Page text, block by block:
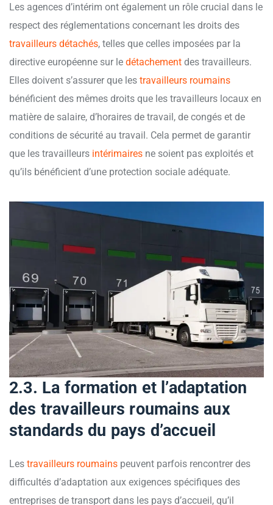
Les agences d’intérim ont également un rôle crucial dans le
respect des réglementations concernant les droits des
travailleurs détachés, telles que celles imposées par la
directive européenne sur le détachement des travailleurs.
Elles doivent s’assurer que les travailleurs roumains
bénéficient des mêmes droits que les travailleurs locaux en
matière de salaire, d’horaires de travail, de congés et de
conditions de sécurité au travail. Cela permet de garantir
que les travailleurs intérimaires ne soient pas exploités et
qu’ils bénéficient d’une protection sociale adéquate.
2.3. La formation et l’adaptation
des travailleurs roumains aux
standards du pays d’accueil
Les travailleurs roumains peuvent parfois rencontrer des
difficultés d’adaptation aux exigences spécifiques des
entreprises de transport dans les pays d’accueil, qu’il